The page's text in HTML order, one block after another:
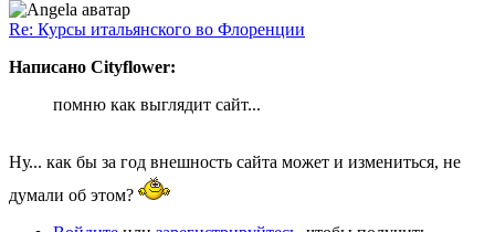
Re: Курсы итальянского во Флоренции
Написано Cityflower:
помню как выглядит сайт...
Ну... как бы за год внешность сайта может и измениться, не
думали об этом?